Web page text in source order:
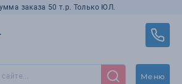
заказа 50 т.р. Только ЮЛ.
Меню